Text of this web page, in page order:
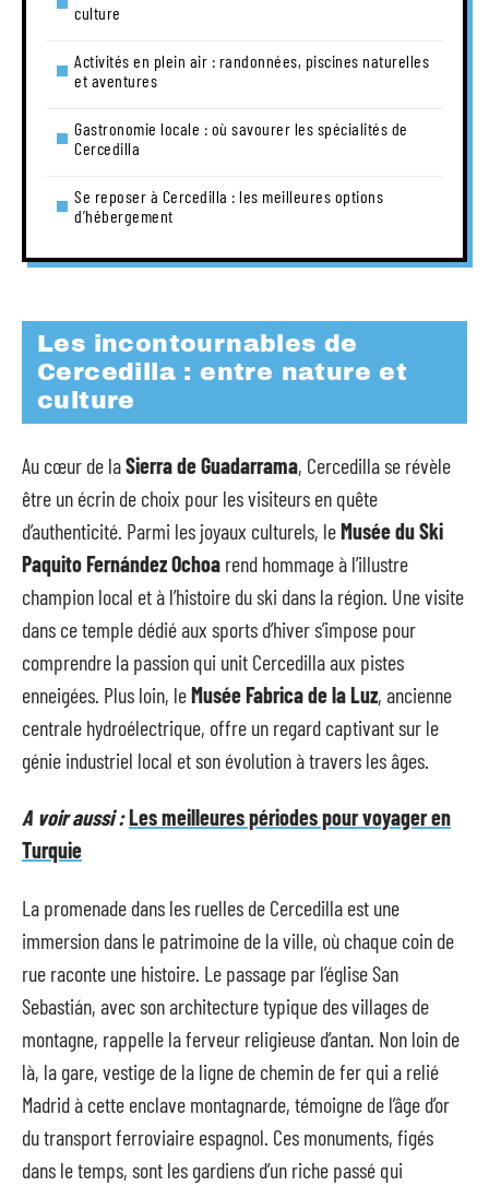
culture
Activités en plein air : randonnées, piscines naturelles
et aventures
Gastronomie locale : où savourer les spécialités de
Cercedilla
Se reposer à Cercedilla : les meilleures options
d’hébergement
Les incontournables de
Cercedilla : entre nature et
culture
Au cœur de laSierra de Guadarrama, Cercedilla se révèle
être un écrin de choix pour les visiteurs en quête
d’authenticité. Parmi les joyaux culturels, leMusée du Ski
Paquito Fernández Ochoa rend hommage à l’illustre
champion local et à l’histoire du ski dans la région. Une visite
dans ce temple dédié aux sports d’hiver s’impose pour
comprendre la passion qui unit Cercedilla aux pistes
enneigées. Plus loin, leMusée Fabrica de la Luz, ancienne
centrale hydroélectrique, offre un regard captivant sur le
génie industriel local et son évolution à travers les âges.
A voir aussi :Les meilleures périodes pour voyager en
Turquie
La promenade dans les ruelles de Cercedilla est une
immersion dans le patrimoine de la ville, où chaque coin de
rue raconte une histoire. Le passage par l’église San
Sebastián, avec son architecture typique des villages de
montagne, rappelle la ferveur religieuse d’antan. Non loin de
là, la gare, vestige de la ligne de chemin de fer qui a relié
Madrid à cette enclave montagnarde, témoigne de l’âge d’or
du transport ferroviaire espagnol. Ces monuments, figés
dans le temps, sont les gardiens d’un riche passé qui